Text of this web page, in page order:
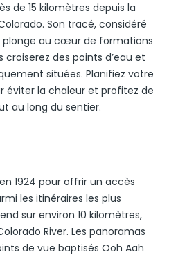
de 15 kilomètres depuis la
Son tracé, considéré
au cœur de formations
croiserez des points d’eau et
situées. Planifiez votre
éviter la chaleur et profitez de
au long du sentier.
1924 pour offrir un accès
les itinéraires les plus
sur environ 10 kilomètres,
River. Les panoramas
de vue baptisés Ooh Aah